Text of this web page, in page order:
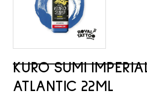
KURO SUMI
ATLANTIC 22ML